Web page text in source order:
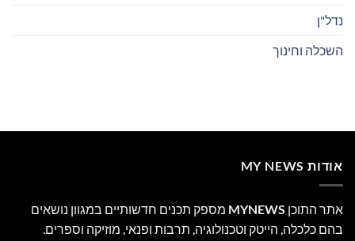
נדל"ן
השכלה וחינוך
אודות MY NEWS
אתר התוכן MYNEWS מספק תכנים חדשותיים במגוון נושאים
בהם כלכלה, הייטק וטכנולוגיה, תרבות ופנאי, מוזיקה וספרים.